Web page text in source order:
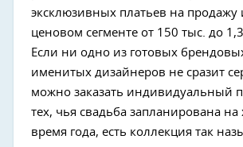
эксклюзивных платьев на продажу
ценовом сегменте от 150 тыс. до
Если ни одно из готовых
именитых дизайнеров не сразит
можно заказать индивидуальный
тех, чья свадьба запланирована на
время года, есть коллекция так